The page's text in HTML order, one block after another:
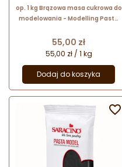
op. 1 kg Brązowa masa cukrowa do
modelowania - Modelling Paste
Cena
55,00 zł
55,00 zł / 1 kg
Dodaj do koszyka
